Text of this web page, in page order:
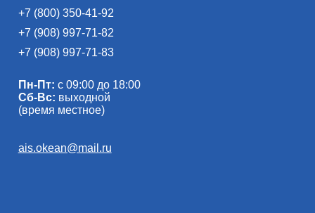
+7 (800) 350-41-92
+7 (908) 997-71-82
+7 (908) 997-71-83
Пн-Пт: с 09:00 до 18:00
Сб-Вс: выходной
(время местное)
ais.okean@mail.ru